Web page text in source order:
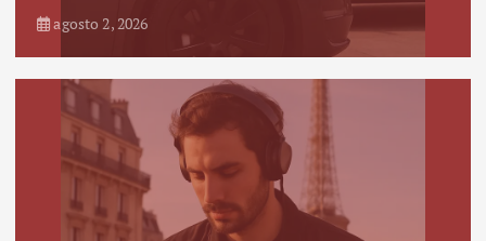
agosto 2, 2026